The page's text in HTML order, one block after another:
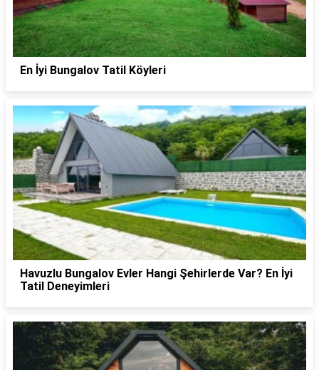
En İyi Bungalov Tatil Köyleri
Havuzlu Bungalov Evler Hangi Şehirlerde Var? En İyi
Tatil Deneyimleri